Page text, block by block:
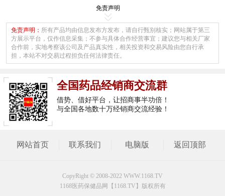
免责声明
免责声明： 所有产品均由信息发布方发布，请自行甄别核实；网站属于第三
方展示平台，仅作信息采集；不参与具体合作经营事宜；建议您与相关厂家
合作前，实地考察该公司及产品真实性，相关投资和交易风险由您自行承
担，本站不对交易过程担负任何法律责任。
全国药品经销商交流群
借势、借好平台，让招商事半功倍！
与全国各地数十万经销商交流经验！
网站首页 联系我们 电脑版 返回顶部
CopyRight © 2008-2022 WWW.1168.TV
1168医药保健品网【1168.TV】版权所有